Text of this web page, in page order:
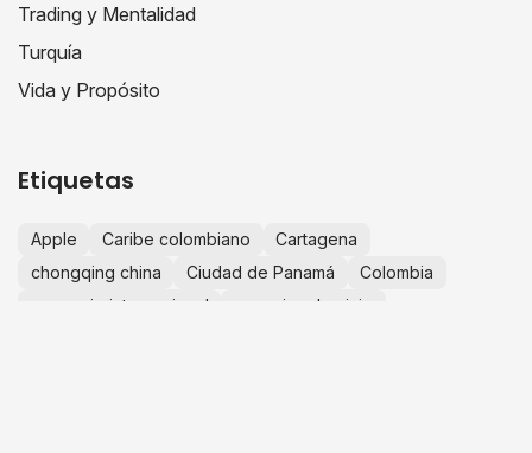
Trading y Mentalidad
Turquía
Vida y Propósito
Etiquetas
Apple Caribe colombiano
Cartagena
chongqing china
Ciudad de Panamá
Colombia
comercio internacional
consejos de viaje